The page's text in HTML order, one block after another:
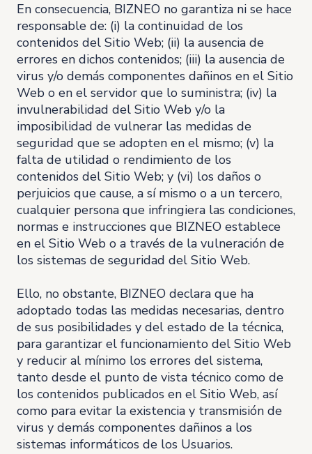
En consecuencia, BIZNEO no garantiza ni se hace
responsable de: (i) la continuidad de los
contenidos del Sitio Web; (ii) la ausencia de
errores en dichos contenidos; (iii) la ausencia de
virus y/o demás componentes dañinos en el Sitio
Web o en el servidor que lo suministra; (iv) la
invulnerabilidad del Sitio Web y/o la
imposibilidad de vulnerar las medidas de
seguridad que se adopten en el mismo; (v) la
falta de utilidad o rendimiento de los
contenidos del Sitio Web; y (vi) los daños o
perjuicios que cause, a sí mismo o a un tercero,
cualquier persona que infringiera las condiciones,
normas e instrucciones que BIZNEO establece
en el Sitio Web o a través de la vulneración de
los sistemas de seguridad del Sitio Web.
Ello, no obstante, BIZNEO declara que ha
adoptado todas las medidas necesarias, dentro
de sus posibilidades y del estado de la técnica,
para garantizar el funcionamiento del Sitio Web
y reducir al mínimo los errores del sistema,
tanto desde el punto de vista técnico como de
los contenidos publicados en el Sitio Web, así
como para evitar la existencia y transmisión de
virus y demás componentes dañinos a los
sistemas informáticos de los Usuarios.